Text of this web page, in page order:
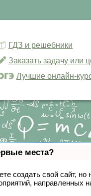
ГДЗ и решебники
Заказать задачу или
Лучшие онлайн-
места?
создать свой сайт,
направленных